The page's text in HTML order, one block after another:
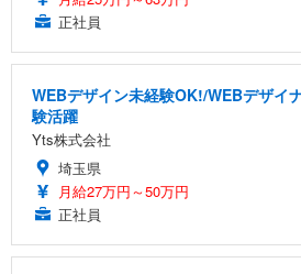
正社員
WEBデザイン未経験OK!/WEBデザイ
験活躍
Yts株式会社
埼玉県
月給27万円～50万円
正社員